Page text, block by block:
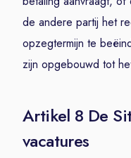
de andere partij het
opzegtermijn te
zijn opgebouwd tot
Artikel 8 De
vacatures